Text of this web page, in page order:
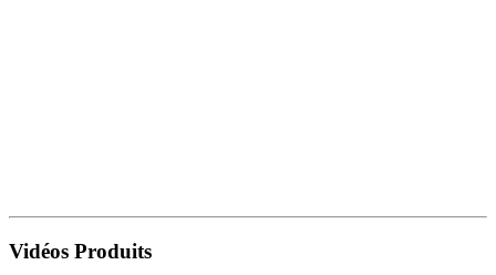
Vidéos Produits